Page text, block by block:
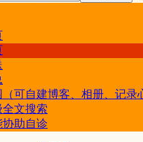
（可自建博客、相册、记录
全文搜索
协助自诊